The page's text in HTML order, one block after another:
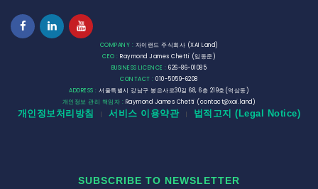
COMPANY : 자이랜드 주식회사 (XAI Land)
CEO : Raymond James Chetti (임동준)
BUSINESS LICENCE : 626-86-01085
CONTACT : 010-5059-6208
ADDRESS : 서울특별시 강남구 봉은사로30길 68, 6층 219호(역삼동)
개인정보 관리 책임자 : Raymond James Chetti (contact@xai.land)
개인정보처리방침 서비스 이용약관 법적고지 (Legal Notice)
SUBSCRIBE TO NEWSLETTER